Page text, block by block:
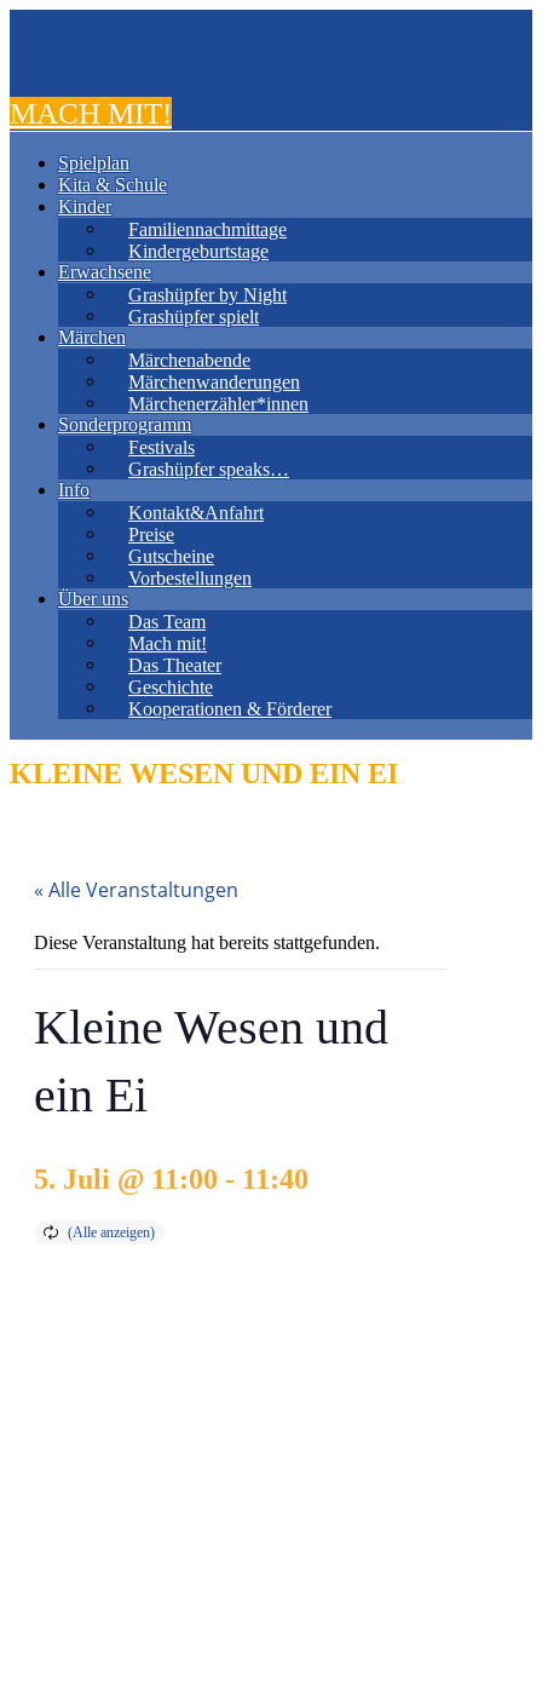
MACH MIT!
Spielplan
Kita & Schule
Kinder
Familiennachmittage
Kindergeburtstage
Erwachsene
Grashüpfer by Night
Grashüpfer spielt
Märchen
Märchenabende
Märchenwanderungen
Märchenerzähler*innen
Sonderprogramm
Festivals
Grashüpfer speaks…
Info
Kontakt&Anfahrt
Preise
Gutscheine
Vorbestellungen
Über uns
Das Team
Mach mit!
Das Theater
Geschichte
Kooperationen & Förderer
KLEINE WESEN UND EIN EI
« Alle Veranstaltungen
Diese Veranstaltung hat bereits stattgefunden.
Kleine Wesen und
ein Ei
5. Juli @ 11:00 - 11:40